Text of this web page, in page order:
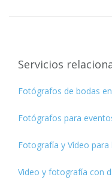
Servicios
Fotógrafos de bodas
Fotógrafos para
Fotografía y Vídeo
Video y fotografía con